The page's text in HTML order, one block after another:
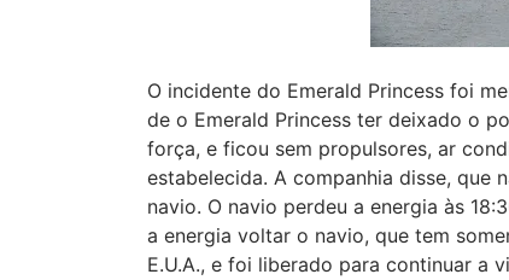
O incidente do Emerald Princess foi
de o Emerald Princess ter deixado o
força, e ficou sem propulsores, ar
estabelecida. A companhia disse, que
navio. O navio perdeu a energia às
a energia voltar o navio, que tem
E.U.A., e foi liberado para continuar a